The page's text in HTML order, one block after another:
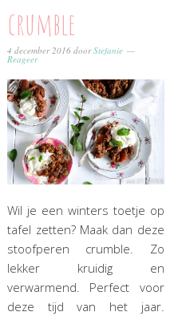
crumble
4 december 2016 doorStefanie
Reageer
Wil je een winters toetje op
tafel zetten? Maak dan deze
stoofperen crumble. Zo
lekker kruidig en
verwarmend. Perfect voor
deze tijd van het jaar.